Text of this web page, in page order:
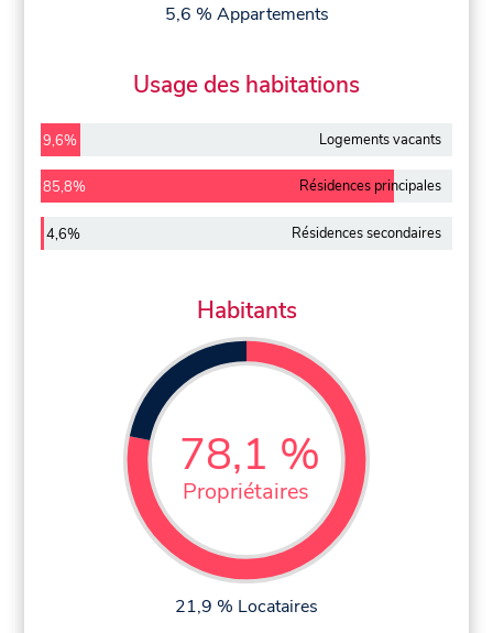
5,6 % Appartements
Usage des habitations
9,6% Logements vacants
85,8% Résidences principales
4,6% Résidences secondaires
Habitants
78,1 %
Propriétaires
21,9 % Locataires